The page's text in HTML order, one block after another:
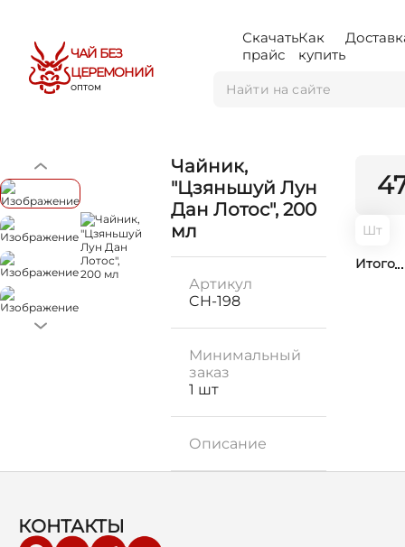
ЧАЙ БЕЗ
ЦЕРЕМОНИЙ
ОПТОМ
Скачать
прайс
Как
купить
Чайник,
"Цзяньшуй Лун
Дан Лотос", 200
мл
Артикул
CH-198
Минимальный
заказ
1 шт
Описание
Шт
Итого
КОНТАКТЫ